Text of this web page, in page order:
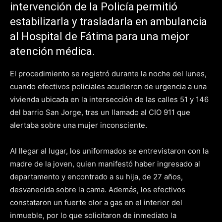
intervención de la Policía permitió
estabilizarla y trasladarla en ambulancia
al Hospital de Fátima para una mejor
atención médica.
El procedimiento se registró durante la noche del lunes,
cuando efectivos policiales acudieron de urgencia a una
vivienda ubicada en la intersección de las calles 51 y 146
del barrio San Jorge, tras un llamado al CIO 911 que
alertaba sobre una mujer inconsciente.
Al llegar al lugar, los uniformados se entrevistaron con la
madre de la joven, quien manifestó haber ingresado al
departamento y encontrado a su hija, de 27 años,
desvanecida sobre la cama. Además, los efectivos
constataron un fuerte olor a gas en el interior del
inmueble, por lo que solicitaron de inmediato la